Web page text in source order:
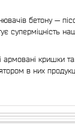
бетону —
суперміцність
армовані кришки та
в них